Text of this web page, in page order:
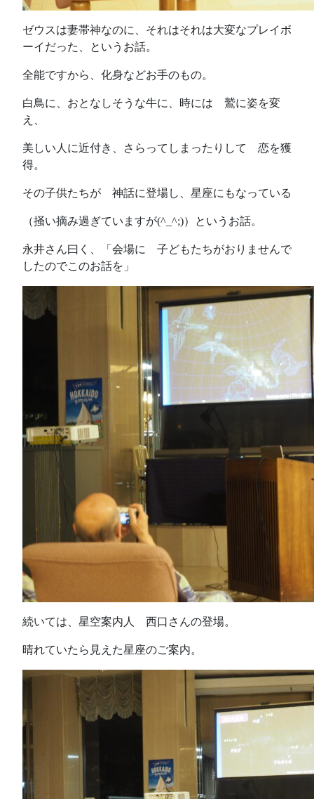
ゼウスは妻帯神なのに、それはそれは大変なプレイボ
ーイだった、というお話。
全能ですから、化身などお手のもの。
白鳥に、おとなしそうな牛に、時には 鷲に姿を変
え、
美しい人に近付き、さらってしまったりして 恋を獲
得。
その子供たちが 神話に登場し、星座にもなっている
（掻い摘み過ぎていますが(^_^;)）というお話。
永井さん曰く、「会場に 子どもたちがおりませんで
したのでこのお話を」
続いては、星空案内人 西口さんの登場。
晴れていたら見えた星座のご案内。